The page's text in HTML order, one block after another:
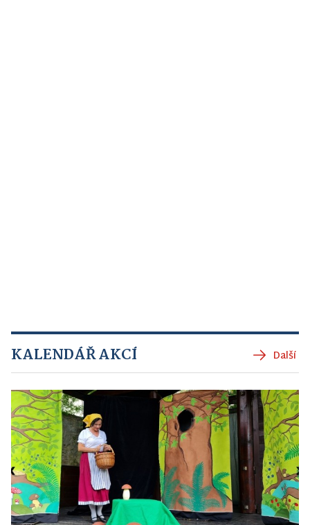
KALENDÁŘ AKCÍ Další